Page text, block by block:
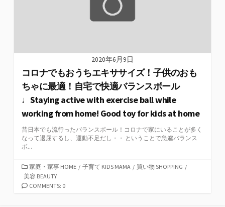
2020年6月9日
コロナでもおうちエキササイズ！子供のおも
ちゃに最適！自宅で快適バランスボール
♩Staying active with exercise ball while
working from home! Good toy for kids at home
昔日本でも流行ったバランスボール！コロナで家にいることが多く
なって退屈するし、運動不足だし・・ ということで急遽バランス
ボ...
カ
テ
ゴ
家庭・家事 HOME / 子育て KIDS MAMA / 買い物 SHOPPING /
美容 BEAUTY
COMMENTS: 0